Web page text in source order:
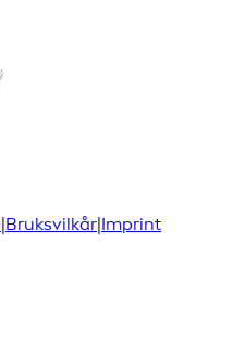
|Bruksvilkår|Imprint